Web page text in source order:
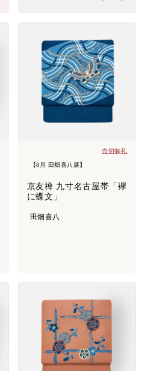
売切御礼
【8月 田畑喜八展】
京友禅 九寸名古屋帯「襷
に蝶文」
田畑喜八